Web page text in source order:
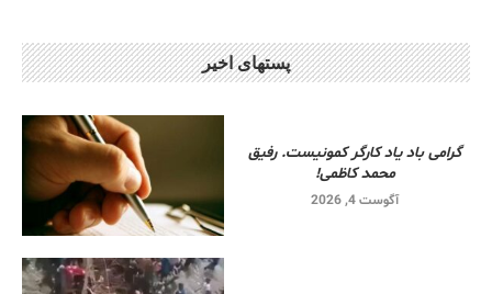
پستهای اخیر
گرامی باد یاد کارگر کمونیست. رفیق
محمد کاظمی!
آگوست 4, 2026